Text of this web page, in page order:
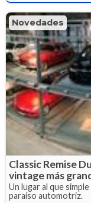
Novedades
Classic Remise
vintage más
Un lugar al que
paraíso automotriz.